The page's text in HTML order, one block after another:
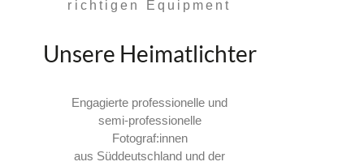
richtigen Equipment
Unsere Heimatlichter
Engagierte professionelle und
semi-professionelle
Fotograf:innen
aus Süddeutschland und der